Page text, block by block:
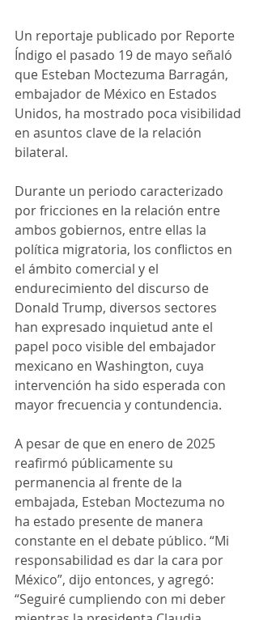
Un reportaje publicado por Reporte
Índigo el pasado 19 de mayo señaló
que Esteban Moctezuma Barragán,
embajador de México en Estados
Unidos, ha mostrado poca visibilidad
en asuntos clave de la relación
bilateral.
Durante un periodo caracterizado
por fricciones en la relación entre
ambos gobiernos, entre ellas la
política migratoria, los conflictos en
el ámbito comercial y el
endurecimiento del discurso de
Donald Trump, diversos sectores
han expresado inquietud ante el
papel poco visible del embajador
mexicano en Washington, cuya
intervención ha sido esperada con
mayor frecuencia y contundencia.
A pesar de que en enero de 2025
reafirmó públicamente su
permanencia al frente de la
embajada, Esteban Moctezuma no
ha estado presente de manera
constante en el debate público. “Mi
responsabilidad es dar la cara por
México”, dijo entonces, y agregó:
“Seguiré cumpliendo con mi deber